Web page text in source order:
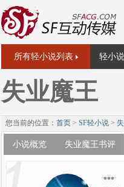
所有轻小说列表 轻小
失业魔王
您当前的位置： 首页 > SF轻小说 >
小说概览 失业魔王书评
***